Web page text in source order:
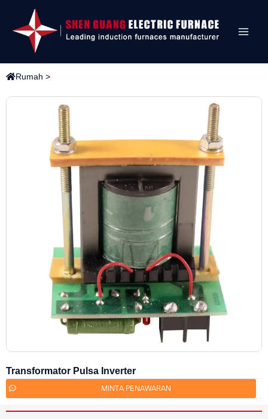
Rumah >
Transformator Pulsa Inverter
MINTA PENAWARAN